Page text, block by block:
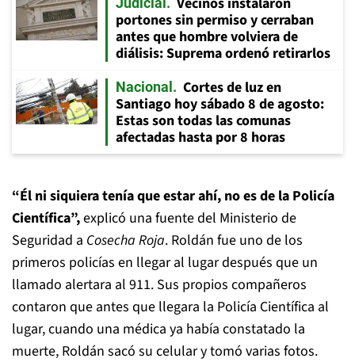
portones sin permiso y cerraban
antes que hombre volviera de
diálisis: Suprema ordenó retirarlos
Nacional
Cortes de luz en
Santiago hoy sábado 8 de agosto:
Estas son todas las comunas
afectadas hasta por 8 horas
“Él ni siquiera tenía que estar ahí, no es de la Policía
Científica”,explicó una fuente del Ministerio de
Seguridad a Cosecha Roja. Roldán fue uno de los
primeros policías en llegar al lugar después que un
llamado alertara al 911. Sus propios compañeros
contaron que antes que llegara la Policía Científica al
lugar, cuando una médica ya había constatado la
muerte, Roldán sacó su celular y tomó varias fotos.